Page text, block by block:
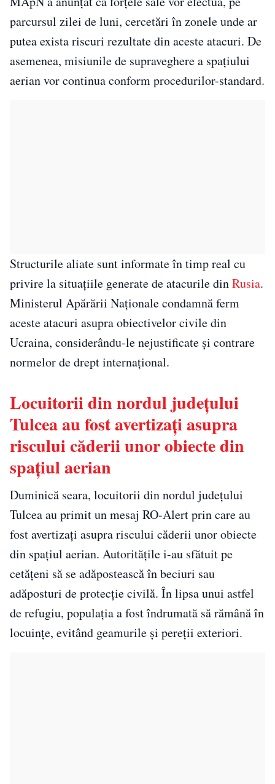
parcursul zilei de luni, cercetări în zonele unde ar
putea exista riscuri rezultate din aceste atacuri. De
asemenea, misiunile de supraveghere a spațiului
aerian vor continua conform procedurilor-standard.
Structurile aliate sunt informate în timp real cu
privire la situațiile generate de atacurile dinRusia.
Ministerul Apărării Naționale condamnă ferm
aceste atacuri asupra obiectivelor civile din
Ucraina, considerându-le nejustificate și contrare
normelor de drept internațional.
Locuitorii din nordul județului
Tulcea au fost avertizați asupra
riscului căderii unor obiecte din
spațiul aerian
Duminică seara, locuitorii din nordul județului
Tulcea au primit un mesaj RO-Alert prin care au
fost avertizați asupra riscului căderii unor obiecte
din spațiul aerian. Autoritățile i-au sfătuit pe
cetățeni să se adăpostească în beciuri sau
adăposturi de protecție civilă. În lipsa unui astfel
de refugiu, populația a fost îndrumată să rămână în
locuințe, evitând geamurile și pereții exteriori.